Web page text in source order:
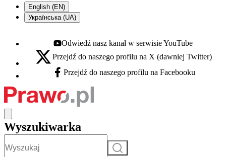
English (EN)
Українська (UA)
Youtube - otwiera się w nowej karcie
Odwiedź nasz kanał w serwisie YouTube
X - otwiera się w nowej karcie
Przejdź do naszego profilu na X (dawniej Twitter)
Facebook - otwiera się w nowej karcie
Przejdź do naszego profilu na Facebooku
Wyszukiwarka
Szukaj